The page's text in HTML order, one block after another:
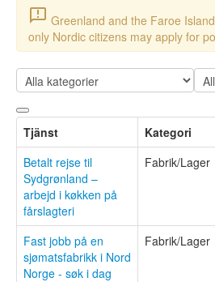
announcement Greenland and the Faroe
only Nordic citizens may apply for
Tjänst
Kategori
Betalt rejse til
Sydgrønland –
arbejd i køkken på
fårslagteri
Fabrik/Lager
Fast jobb på en
sjømatsfabrikk i Nord
Norge - søk i dag
Fabrik/Lager